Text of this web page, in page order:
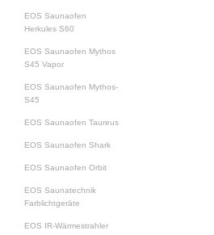
EOS Saunaofen
Herkules S60
EOS Saunaofen Mythos
S45 Vapor
EOS Saunaofen Mythos-
S45
EOS Saunaofen Taureus
EOS Saunaofen Shark
EOS Saunaofen Orbit
EOS Saunatechnik
Farblichtgeräte
EOS IR-Wärmestrahler